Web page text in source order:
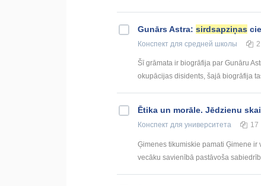
Gunārs Astra: sirdsapziņas
Конспект для средней школы 2
Šī grāmata ir biogrāfija par Gunāru
okupācijas disidents, šajā biogrāfija
Ētika un morāle. Jēdzienu
Конспект для университета 17
Ģimenes tikumiskie pamati Ģimene
vecāku savienībā pastāvoša